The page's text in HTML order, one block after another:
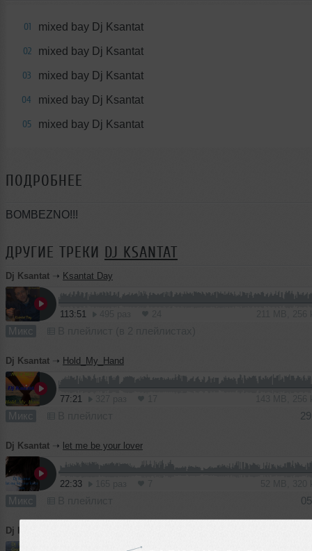
01 mixed bay Dj Ksantat
02 mixed bay Dj Ksantat
03 mixed bay Dj Ksantat
04 mixed bay Dj Ksantat
05 mixed bay Dj Ksantat
ПОДРОБНЕЕ
BOMBEZNO!!!
ДРУГИЕ ТРЕКИ DJ KSANTAT
Dj Ksantat ➝ Ksantat Day
113:51
Микс
Dj Ksantat ➝ Hold_My_Hand
77:21
Микс
Dj Ksantat ➝ let me be your lover
22:33
Микс
Dj Ksantat